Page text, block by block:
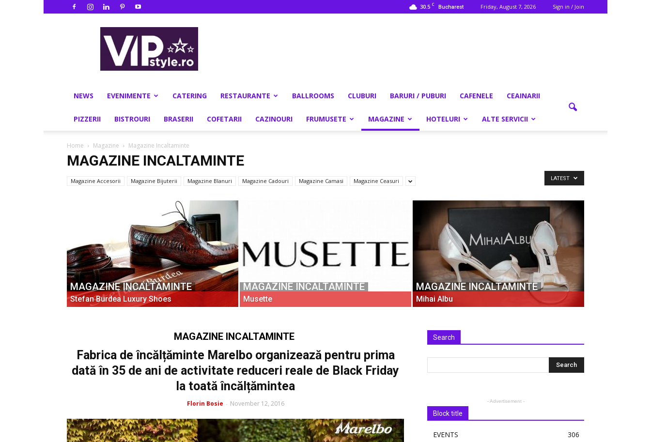
30.5 C Bucharest Friday, August 7, 2026 Sign in / Join
NEWS EVENIMENTE CATERING RESTAURANTE BALLROOMS CLUBURI BARURI / PUBURI CAFENELE CEAINARII
PIZZERII BISTROURI BRASERII COFETARII CAZINOURI FRUMUSETE MAGAZINE HOTELURI ALTE SERVICII
Home Magazine Magazine Incaltaminte
MAGAZINE INCALTAMINTE
Magazine Accesorii Magazine Bijuterii Magazine Blanuri Magazine Cadouri Magazine Camasi Magazine Ceasuri LATEST
MAGAZINE INCALTAMINTE
Stefan Burdea Luxury Shoes
MAGAZINE INCALTAMINTE
Musette
MAGAZINE INCALTAMINTE
Mihai Albu
MAGAZINE INCALTAMINTE
Fabrica de încălțăminte Marelbo organizează pentru prima
dată în 35 de ani de activitate reduceri reale de Black Friday
la toată încălțămintea
Florin Bosie - November 12, 2016
Search
- Advertisement -
Block title
EVENTS
306